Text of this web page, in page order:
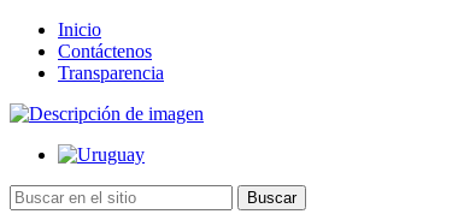
Inicio
Contáctenos
Transparencia